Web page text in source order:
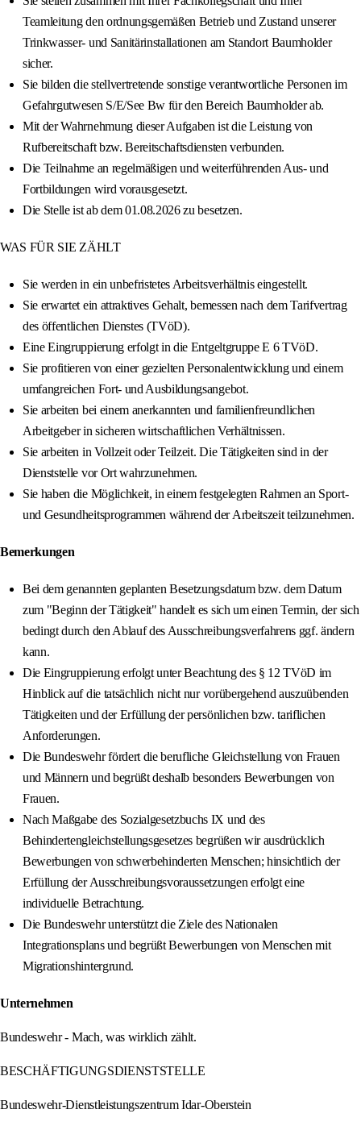
Teamleitung den ordnungsgemäßen Betrieb und Zustand unserer
Trinkwasser- und Sanitärinstallationen am Standort Baumholder
sicher.
Sie bilden die stellvertretende sonstige verantwortliche Personen im
Gefahrgutwesen S/E/See Bw für den Bereich Baumholder ab.
Mit der Wahrnehmung dieser Aufgaben ist die Leistung von
Rufbereitschaft bzw. Bereitschaftsdiensten verbunden.
Die Teilnahme an regelmäßigen und weiterführenden Aus- und
Fortbildungen wird vorausgesetzt.
Die Stelle ist ab dem 01.08.2026 zu besetzen.
WAS FÜR SIE ZÄHLT
Sie werden in ein unbefristetes Arbeitsverhältnis eingestellt.
Sie erwartet ein attraktives Gehalt, bemessen nach dem Tarifvertrag
des öffentlichen Dienstes (TVöD).
Eine Eingruppierung erfolgt in die Entgeltgruppe E 6 TVöD.
Sie profitieren von einer gezielten Personalentwicklung und einem
umfangreichen Fort- und Ausbildungsangebot.
Sie arbeiten bei einem anerkannten und familienfreundlichen
Arbeitgeber in sicheren wirtschaftlichen Verhältnissen.
Sie arbeiten in Vollzeit oder Teilzeit. Die Tätigkeiten sind in der
Dienststelle vor Ort wahrzunehmen.
Sie haben die Möglichkeit, in einem festgelegten Rahmen an Sport-
und Gesundheitsprogrammen während der Arbeitszeit teilzunehmen.
Bemerkungen
Bei dem genannten geplanten Besetzungsdatum bzw. dem Datum
zum "Beginn der Tätigkeit" handelt es sich um einen Termin, der sich
bedingt durch den Ablauf des Ausschreibungsverfahrens ggf. ändern
kann.
Die Eingruppierung erfolgt unter Beachtung des § 12 TVöD im
Hinblick auf die tatsächlich nicht nur vorübergehend auszuübenden
Tätigkeiten und der Erfüllung der persönlichen bzw. tariflichen
Anforderungen.
Die Bundeswehr fördert die berufliche Gleichstellung von Frauen
und Männern und begrüßt deshalb besonders Bewerbungen von
Frauen.
Nach Maßgabe des Sozialgesetzbuchs IX und des
Behindertengleichstellungsgesetzes begrüßen wir ausdrücklich
Bewerbungen von schwerbehinderten Menschen; hinsichtlich der
Erfüllung der Ausschreibungsvoraussetzungen erfolgt eine
individuelle Betrachtung.
Die Bundeswehr unterstützt die Ziele des Nationalen
Integrationsplans und begrüßt Bewerbungen von Menschen mit
Migrationshintergrund.
Unternehmen
Bundeswehr - Mach, was wirklich zählt.
BESCHÄFTIGUNGSDIENSTSTELLE
Bundeswehr-Dienstleistungszentrum Idar-Oberstein